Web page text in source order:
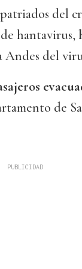
del
hantavirus,
Andes del
de